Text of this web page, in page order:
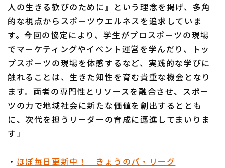
人の生きる歓びのために』という理念を掲げ、多角
的な視点からスポーツウエルネスを追求していま
す。今回の協定により、学生がプロスポーツの現場
でマーケティングやイベント運営を学んだり、トッ
プスポーツの現場を体感するなど、実践的な学びに
触れることは、生きた知性を育む貴重な機会となり
ます。両者の専門性とリソースを融合させ、スポー
ツの力で地域社会に新たな価値を創出するととも
に、次代を担うリーダーの育成に邁進してまいりま
す」
・ ほぼ毎日更新中！ きょうのパ・リーグ